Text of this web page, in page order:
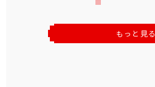
もっと見る